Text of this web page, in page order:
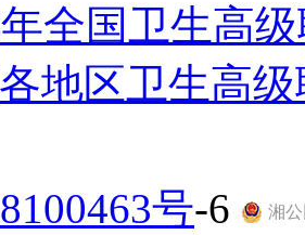
全国卫生高
地区卫生高
号-6 湘公